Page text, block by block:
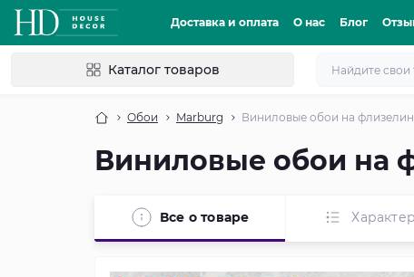
Доставка и оплата О нас Блог
Каталог товаров
Обои Marburg Виниловые обои на
Виниловые обои на
Все о товаре